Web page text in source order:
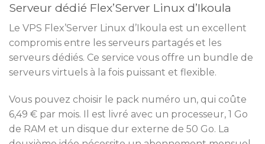
Serveur dédié Flex’Server Linux d’Ikoula
Le VPS Flex’Server Linux d’Ikoula est un excellent
compromis entre les serveurs partagés et les
serveurs dédiés. Ce service vous offre un bundle de
serveurs virtuels à la fois puissant et flexible.
Vous pouvez choisir le pack numéro un, qui coûte
6,49 € par mois. Il est livré avec un processeur, 1 Go
de RAM et un disque dur externe de 50 Go. La